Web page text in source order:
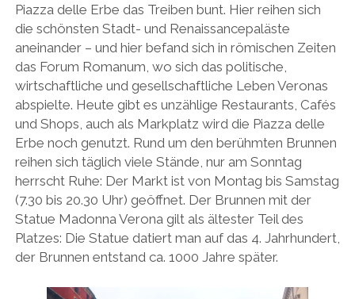
Piazza delle Erbe das Treiben bunt. Hier reihen sich
die schönsten Stadt- und Renaissancepaläste
aneinander – und hier befand sich in römischen Zeiten
das Forum Romanum, wo sich das politische,
wirtschaftliche und gesellschaftliche Leben Veronas
abspielte. Heute gibt es unzählige Restaurants, Cafés
und Shops, auch als Markplatz wird die Piazza delle
Erbe noch genutzt. Rund um den berühmten Brunnen
reihen sich täglich viele Stände, nur am Sonntag
herrscht Ruhe: Der Markt ist von Montag bis Samstag
(7.30 bis 20.30 Uhr) geöffnet. Der Brunnen mit der
Statue Madonna Verona gilt als ältester Teil des
Platzes: Die Statue datiert man auf das 4. Jahrhundert,
der Brunnen entstand ca. 1000 Jahre später.